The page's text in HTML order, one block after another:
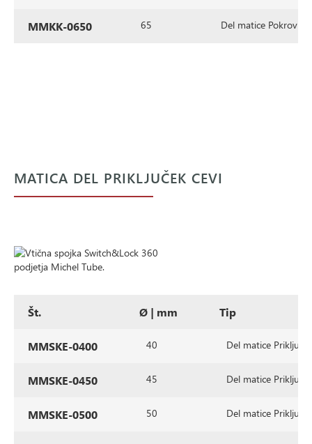
MMKK-0650 65 Del matice Pokrovni
MATICA DEL PRIKLJUČEK CEVI
Št. Ø | mm Tip
MMSKE-0400 40 Del matice
MMSKE-0450 45 Del matice
MMSKE-0500 50 Del matice